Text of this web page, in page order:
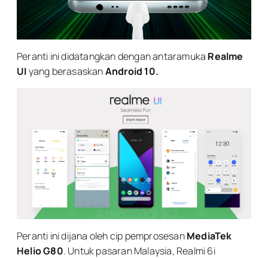
Peranti ini didatangkan dengan antaramuka Realme
UIyang berasaskanAndroid 10.
Peranti ini dijana oleh cip pemprosesanMediaTek
Helio G80. Untuk pasaran Malaysia, Realmi 6i